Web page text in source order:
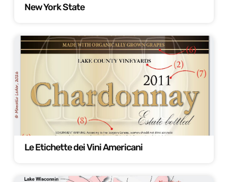
New York State
Le Etichette dei Vini Americani